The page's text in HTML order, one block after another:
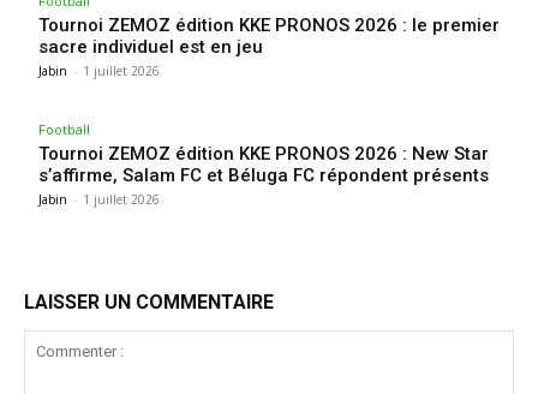
Tournoi ZEMOZ édition KKE PRONOS 2026 : le premier
sacre individuel est en jeu
Jabin - 1 juillet 2026
Football
Tournoi ZEMOZ édition KKE PRONOS 2026 : New Star
s’affirme, Salam FC et Béluga FC répondent présents
Jabin - 1 juillet 2026
LAISSER UN COMMENTAIRE